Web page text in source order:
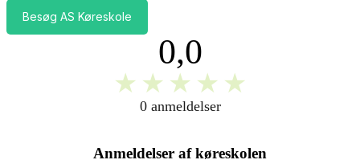
Besøg AS Køreskole
0,0
★ ★ ★ ★ ★
0 anmeldelser
Anmeldelser af køreskolen